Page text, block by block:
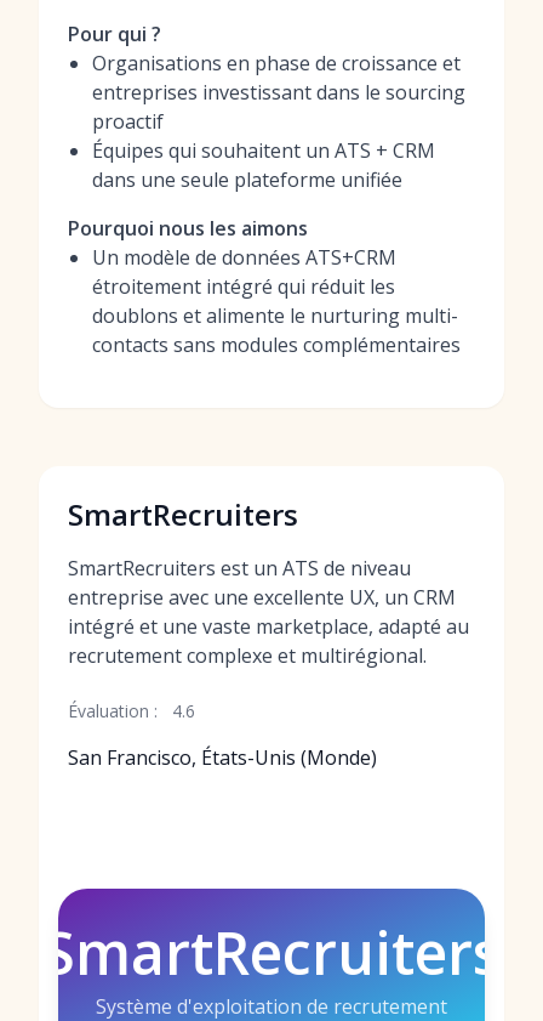
Pour qui ?
Organisations en phase de croissance et
entreprises investissant dans le sourcing
proactif
Équipes qui souhaitent un ATS + CRM
dans une seule plateforme unifiée
Pourquoi nous les aimons
Un modèle de données ATS+CRM
étroitement intégré qui réduit les
doublons et alimente le nurturing multi-
contacts sans modules complémentaires
SmartRecruiters
SmartRecruiters est un ATS de niveau
entreprise avec une excellente UX, un CRM
intégré et une vaste marketplace, adapté au
recrutement complexe et multirégional.
Évaluation : 4.6
San Francisco, États-Unis (Monde)
SmartRecruiters
Système d'exploitation de recrutement